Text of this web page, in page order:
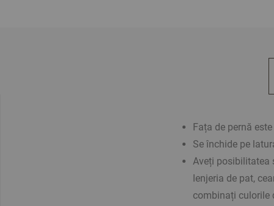
Fața de pernă
Se închide pe
Aveți posibilitatea
lenjeria de pat,
combinați culorile